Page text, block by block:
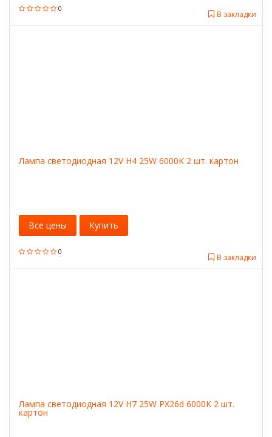
0
В закладки
Лампа светодиодная 12V H4 25W 6000K 2 шт. картон
0
В закладки
Все цены Купить
Лампа светодиодная 12V H7 25W PX26d 6000K 2 шт.
картон